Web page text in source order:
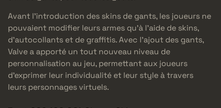
Avant l’introduction des skins de gants, les joueurs ne
pouvaient modifier leurs armes qu’à l’aide de skins,
d’autocollants et de graffitis. Avec l’ajout des gants,
Valve a apporté un tout nouveau niveau de
personnalisation au jeu, permettant aux joueurs
d’exprimer leur individualité et leur style à travers
leurs personnages virtuels.